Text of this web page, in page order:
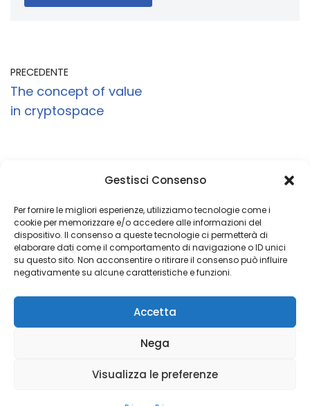
Gestisci Consenso
Per fornire le migliori esperienze, utilizziamo tecnologie come i
cookie per memorizzare e/o accedere alle informazioni del
dispositivo. Il consenso a queste tecnologie ci permetterà di
elaborare dati come il comportamento di navigazione o ID unici
su questo sito. Non acconsentire o ritirare il consenso può influire
negativamente su alcune caratteristiche e funzioni.
Accetta
Nega
Visualizza le preferenze
PRECEDENTE
The concept of value
in cryptospace
Copyright 2026 © Coded with ♥ by Massimiliano Vurro
Fondatore di Seetalabs®